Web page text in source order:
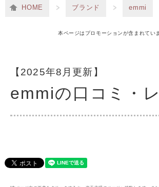
HOME ブランド emmi
本ページはプロモーションが含まれてい
【2025年8月更新】
emmiの口コミ・